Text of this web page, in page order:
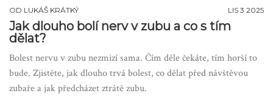
OD LUKÁŠ KRÁTKÝ LIS 3 2025
Jak dlouho bolí nerv v zubu a co s tím
dělat?
Bolest nervu v zubu nezmizí sama. Čím déle čekáte, tím horší to
bude. Zjistěte, jak dlouho trvá bolest, co dělat před návštěvou
zubaře a jak předcházet ztrátě zubu.